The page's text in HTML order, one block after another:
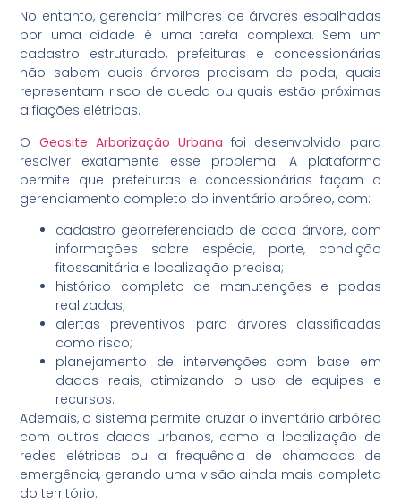
No entanto, gerenciar milhares de árvores espalhadas
por uma cidade é uma tarefa complexa. Sem um
cadastro estruturado, prefeituras e concessionárias
não sabem quais árvores precisam de poda, quais
representam risco de queda ou quais estão próximas
a fiações elétricas.
O Geosite Arborização Urbana foi desenvolvido para
resolver exatamente esse problema. A plataforma
permite que prefeituras e concessionárias façam o
gerenciamento completo do inventário arbóreo, com:
cadastro georreferenciado de cada árvore, com
informações sobre espécie, porte, condição
fitossanitária e localização precisa;
histórico completo de manutenções e podas
realizadas;
alertas preventivos para árvores classificadas
como risco;
planejamento de intervenções com base em
dados reais, otimizando o uso de equipes e
recursos.
Ademais, o sistema permite cruzar o inventário arbóreo
com outros dados urbanos, como a localização de
redes elétricas ou a frequência de chamados de
emergência, gerando uma visão ainda mais completa
do território.